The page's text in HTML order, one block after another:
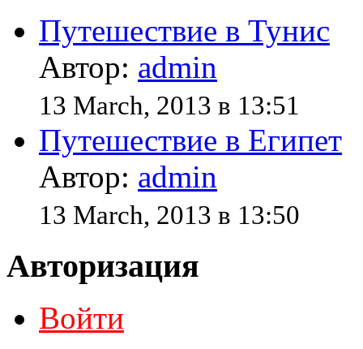
Путешествие в Тунис
Автор: admin
13 March, 2013 в 13:51
Путешествие в Египет
Автор: admin
13 March, 2013 в 13:50
Авторизация
Войти